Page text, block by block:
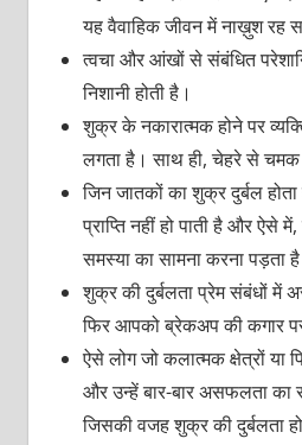
यह वैवाहिक जीवन में नाख़ुश रह
त्वचा और आंखों से संबंधित
निशानी होती है।
शुक्र के नकारात्मक होने पर
लगता है। साथ ही, चेहरे से चमक
जिन जातकों का शुक्र दुर्बल
प्राप्ति नहीं हो पाती है और ऐसे
समस्या का सामना करना पड़ता
शुक्र की दुर्बलता प्रेम संबंधों में
फिर आपको ब्रेकअप की कगार
ऐसे लोग जो कलात्मक क्षेत्रों या
और उन्हें बार-बार असफलता का
जिसकी वजह शुक्र की दुर्बलता